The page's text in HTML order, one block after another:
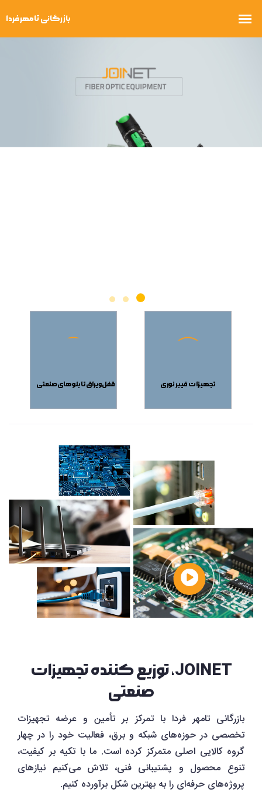
قفل‌و‌یراق‌تابلوهای‌صنعتی تجهیزات فیبر نوری
JOINET، توزیع کننده تجهیزات
صنعتی
بازرگانی تامهر فردا با تمرکز بر تأمین و عرضه تجهیزات
تخصصی در حوزه‌های شبکه و برق، فعالیت خود را در چهار
گروه کالایی اصلی متمرکز کرده است. ما با تکیه بر کیفیت،
تنوع محصول و پشتیبانی فنی، تلاش می‌کنیم نیازهای
پروژه‌های حرفه‌ای را به بهترین شکل برآورده کنیم.